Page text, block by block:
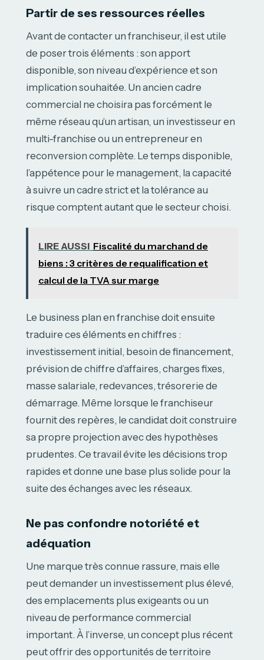
Partir de ses ressources réelles
Avant de contacter un franchiseur, il est utile
de poser trois éléments : son apport
disponible, son niveau d’expérience et son
implication souhaitée. Un ancien cadre
commercial ne choisira pas forcément le
même réseau qu’un artisan, un investisseur en
multi-franchise ou un entrepreneur en
reconversion complète. Le temps disponible,
l’appétence pour le management, la capacité
à suivre un cadre strict et la tolérance au
risque comptent autant que le secteur choisi.
LIRE AUSSI Fiscalité du marchand de
biens : 3 critères de requalification et
calcul de la TVA sur marge
Le business plan en franchise doit ensuite
traduire ces éléments en chiffres :
investissement initial, besoin de financement,
prévision de chiffre d’affaires, charges fixes,
masse salariale, redevances, trésorerie de
démarrage. Même lorsque le franchiseur
fournit des repères, le candidat doit construire
sa propre projection avec des hypothèses
prudentes. Ce travail évite les décisions trop
rapides et donne une base plus solide pour la
suite des échanges avec les réseaux.
Ne pas confondre notoriété et
adéquation
Une marque très connue rassure, mais elle
peut demander un investissement plus élevé,
des emplacements plus exigeants ou un
niveau de performance commercial
important. À l’inverse, un concept plus récent
peut offrir des opportunités de territoire